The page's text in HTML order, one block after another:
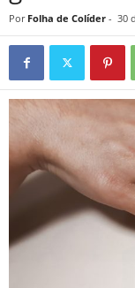
Por Folha de Colíder - 30